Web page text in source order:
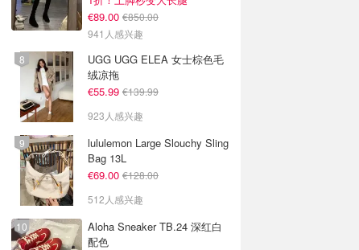
€89.00 €850.00
941人感兴趣
UGG UGG ELEA 女士棕色毛
绒凉拖
€55.99 €139.99
923人感兴趣
lululemon Large Slouchy Sling
Bag 13L
€69.00 €128.00
512人感兴趣
Aloha Sneaker TB.24 深红白
配色